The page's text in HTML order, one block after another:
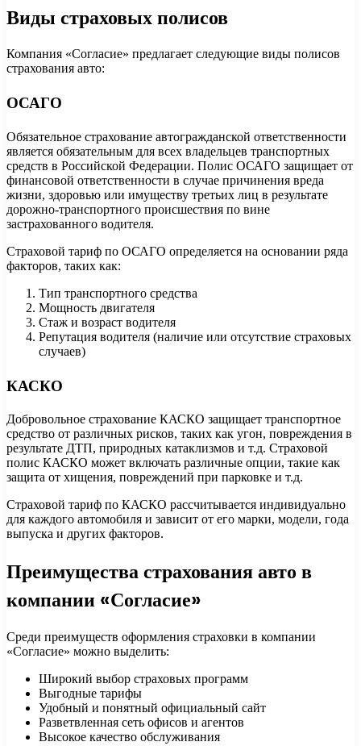
Виды страховых полисов
Компания «Согласие» предлагает следующие виды полисов
страхования авто:
ОСАГО
Обязательное страхование автогражданской ответственности
является обязательным для всех владельцев транспортных
средств в Российской Федерации. Полис ОСАГО защищает от
финансовой ответственности в случае причинения вреда
жизни, здоровью или имуществу третьих лиц в результате
дорожно-транспортного происшествия по вине
застрахованного водителя.
Страховой тариф по ОСАГО определяется на основании ряда
факторов, таких как:
Тип транспортного средства
Мощность двигателя
Стаж и возраст водителя
Репутация водителя (наличие или отсутствие страховых
случаев)
КАСКО
Добровольное страхование КАСКО защищает транспортное
средство от различных рисков, таких как угон, повреждения в
результате ДТП, природных катаклизмов и т.д. Страховой
полис КАСКО может включать различные опции, такие как
защита от хищения, повреждений при парковке и т.д.
Страховой тариф по КАСКО рассчитывается индивидуально
для каждого автомобиля и зависит от его марки, модели, года
выпуска и других факторов.
Преимущества страхования авто в
компании «Согласие»
Среди преимуществ оформления страховки в компании
«Согласие» можно выделить:
Широкий выбор страховых программ
Выгодные тарифы
Удобный и понятный официальный сайт
Разветвленная сеть офисов и агентов
Высокое качество обслуживания